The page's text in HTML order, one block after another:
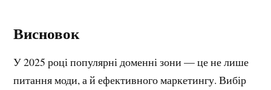
Висновок
У 2025 році популярні доменні зони — це не лише
питання моди, а й ефективного маркетингу. Вибір